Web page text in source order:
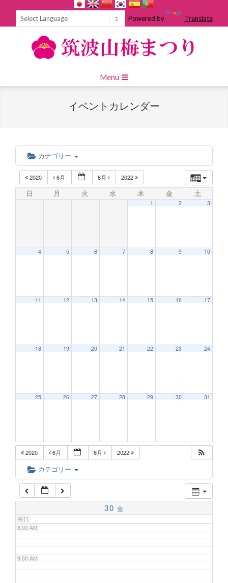
Powered by Translate
Navigation
Menu
イベントカレンダー
カテゴリー
2020 6月 8月 2022
日 月 火 水 木 金 土
1 2 3
4 5 6 7 8 9 10
11 12 13 14 15 16 17
18 19 20 21 22 23 24
25 26 27 28 29 30 31
2020 6月 8月 2022
カテゴリー
30 金
終日
2:00 AM
6:00 AM
7:00 AM
8:00 AM
9:00 AM